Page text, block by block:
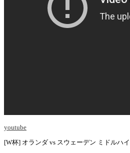
youtube
[W杯] オランダ vs スウェーデン ミドルハ